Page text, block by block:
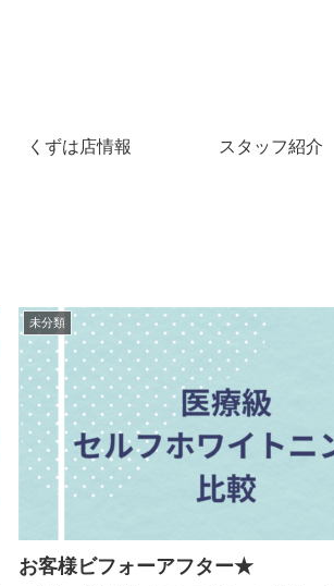
くずは店情報 スタッフ紹介
未分類
お客様ビフォーアフター★